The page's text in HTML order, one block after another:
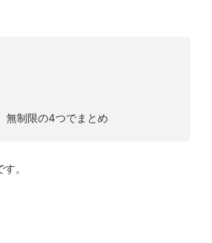
無制限の4つでまとめ
。